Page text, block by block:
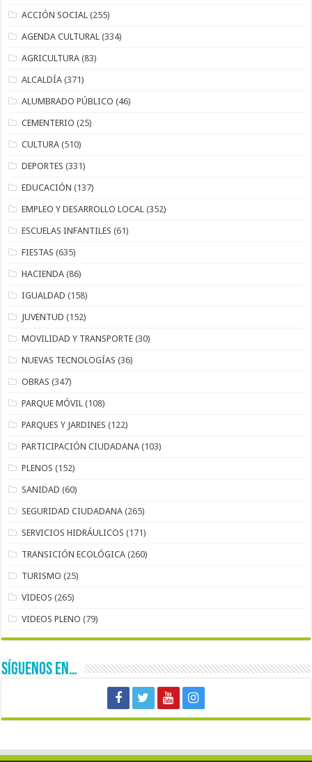
ACCIÓN SOCIAL (255)
AGENDA CULTURAL (334)
AGRICULTURA (83)
ALCALDÍA (371)
ALUMBRADO PÚBLICO (46)
CEMENTERIO (25)
CULTURA (510)
DEPORTES (331)
EDUCACIÓN (137)
EMPLEO Y DESARROLLO LOCAL (352)
ESCUELAS INFANTILES (61)
FIESTAS (635)
HACIENDA (86)
IGUALDAD (158)
JUVENTUD (152)
MOVILIDAD Y TRANSPORTE (30)
NUEVAS TECNOLOGÍAS (36)
OBRAS (347)
PARQUE MÓVIL (108)
PARQUES Y JARDINES (122)
PARTICIPACIÓN CIUDADANA (103)
PLENOS (152)
SANIDAD (60)
SEGURIDAD CIUDADANA (265)
SERVICIOS HIDRÁULICOS (171)
TRANSICIÓN ECOLÓGICA (260)
TURISMO (25)
VIDEOS (265)
VIDEOS PLENO (79)
SÍGUENOS EN…